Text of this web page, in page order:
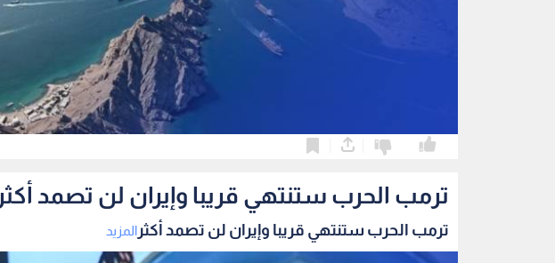
ترمب الحرب ستنتهي قريبا وإيران لن تصمد أكثر
ترمب الحرب ستنتهي قريبا وإيران لن تصمد أكثرالمزيد